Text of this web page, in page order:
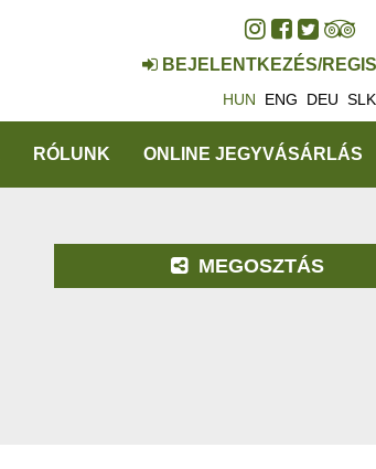
BEJELENTKEZÉS/
HUN ENG DEU SLK
RÓLUNK ONLINE JEGYVÁSÁRLÁS
MEGOSZTÁS